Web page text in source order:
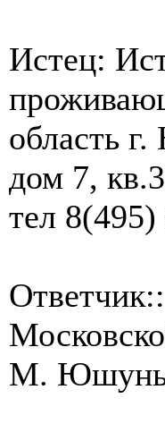
Истец:
область
дом 7,
тел
М.